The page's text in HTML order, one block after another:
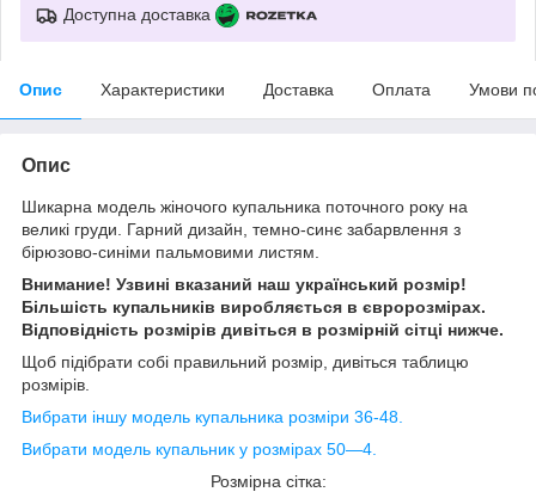
Доступна доставка
Опис Характеристики Доставка Оплата Умови
Опис
Шикарна модель жіночого купальника поточного року на
великі груди. Гарний дизайн, темно-синє забарвлення з
бірюзово-синіми пальмовими листям.
Внимание! Узвині вказаний наш український розмір!
Більшість купальників виробляється в євророзмірах.
Відповідність розмірів дивіться в розмірній сітці нижче.
Щоб підібрати собі правильний розмір, дивіться таблицю
розмірів.
Вибрати іншу модель купальника розміри 36-48.
Вибрати модель купальник у розмірах 50—4.
Розмірна сітка: